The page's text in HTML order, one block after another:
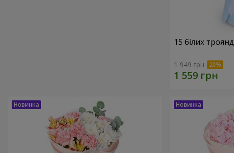
15 білих троянд
1 949 грн